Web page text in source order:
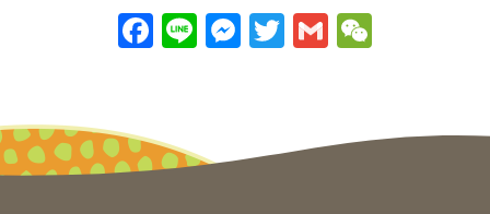
F
e
b
Li M
n
T
er
G
l h